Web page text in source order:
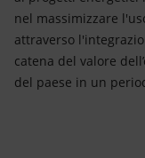
nel massimizzare
attraverso
catena del valore
del paese in un